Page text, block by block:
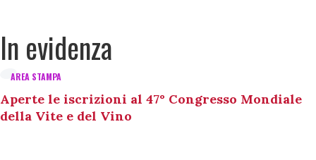
In evidenza
AREA STAMPA
Aperte le iscrizioni al 47° Congresso Mondiale
della Vite e del Vino